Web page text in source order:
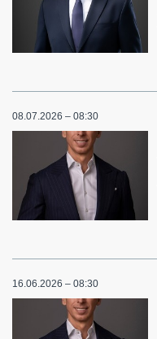
08.07.2026 – 08:30
16.06.2026 – 08:30